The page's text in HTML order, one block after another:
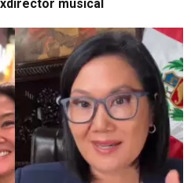
musical